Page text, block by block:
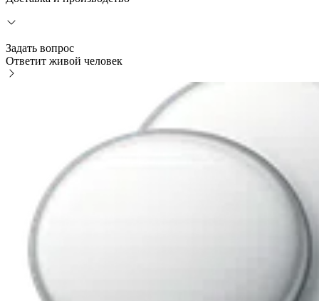
Задать вопрос
Ответит живой человек